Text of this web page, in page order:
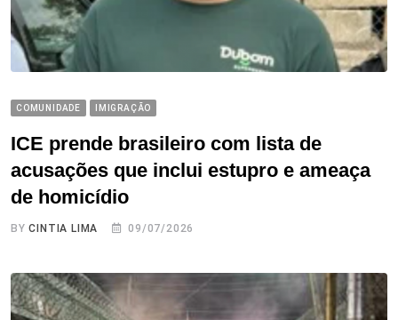
COMUNIDADE IMIGRAÇÃO
ICE prende brasileiro com lista de
acusações que inclui estupro e ameaça
de homicídio
BYCINTIA LIMA 09/07/2026